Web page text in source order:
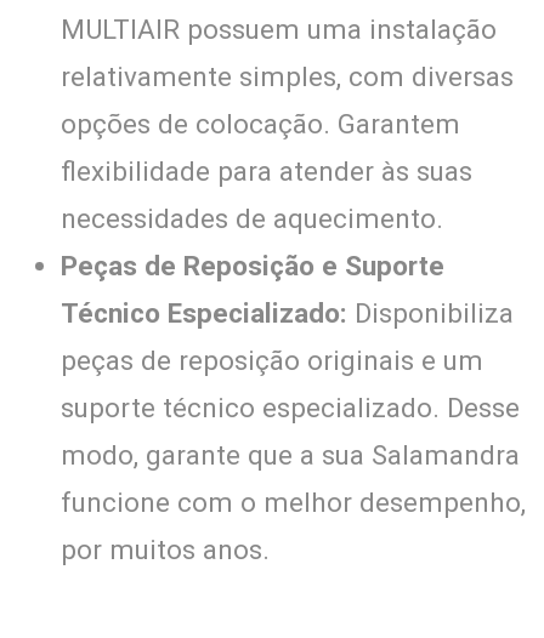
MULTIAIR possuem uma instalação
relativamente simples, com diversas
opções de colocação. Garantem
flexibilidade para atender às suas
necessidades de aquecimento.
Peças de Reposição e Suporte
Técnico Especializado: Disponibiliza
peças de reposição originais e um
suporte técnico especializado. Desse
modo, garante que a sua Salamandra
funcione com o melhor desempenho,
por muitos anos.